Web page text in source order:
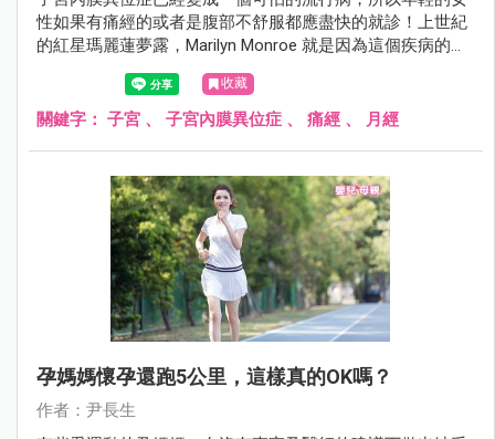
性如果有痛經的或者是腹部不舒服都應盡快的就診！上世紀
的紅星瑪麗蓮夢露，Marilyn Monroe 就是因為這個疾病的困
擾最後自殺身亡！
收藏
關鍵字： 子宮 、 子宮內膜異位症 、 痛經 、 月經
孕媽媽懷孕還跑5公里，這樣真的OK嗎？
作者：尹長生